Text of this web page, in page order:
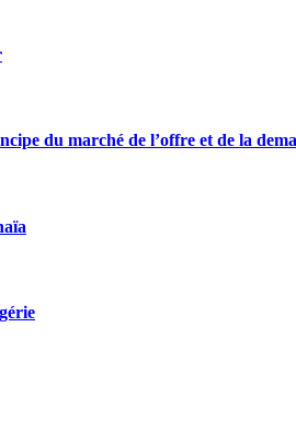
du marché de l’offre et de la